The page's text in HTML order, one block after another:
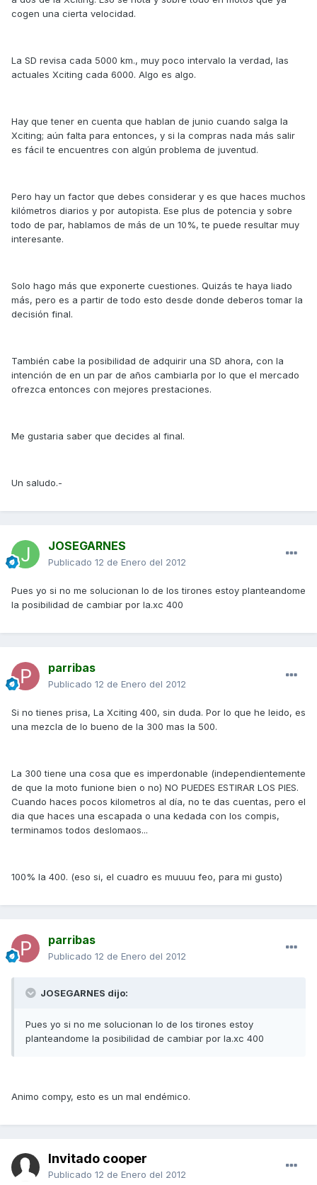
cogen una cierta velocidad.
La SD revisa cada 5000 km., muy poco intervalo la verdad, las
actuales Xciting cada 6000. Algo es algo.
Hay que tener en cuenta que hablan de junio cuando salga la
Xciting; aún falta para entonces, y si la compras nada más salir
es fácil te encuentres con algún problema de juventud.
Pero hay un factor que debes considerar y es que haces muchos
kilómetros diarios y por autopista. Ese plus de potencia y sobre
todo de par, hablamos de más de un 10%, te puede resultar muy
interesante.
Solo hago más que exponerte cuestiones. Quizás te haya liado
más, pero es a partir de todo esto desde donde deberos tomar la
decisión final.
También cabe la posibilidad de adquirir una SD ahora, con la
intención de en un par de años cambiarla por lo que el mercado
ofrezca entonces con mejores prestaciones.
Me gustaria saber que decides al final.
Un saludo.-
JOSEGARNES
Publicado 12 de Enero del 2012
Pues yo si no me solucionan lo de los tirones estoy planteandome
la posibilidad de cambiar por la.xc 400
parribas
Publicado 12 de Enero del 2012
Si no tienes prisa, La Xciting 400, sin duda. Por lo que he leido, es
una mezcla de lo bueno de la 300 mas la 500.
La 300 tiene una cosa que es imperdonable (independientemente
de que la moto funione bien o no) NO PUEDES ESTIRAR LOS PIES.
Cuando haces pocos kilometros al día, no te das cuentas, pero el
dia que haces una escapada o una kedada con los compis,
terminamos todos deslomaos...
100% la 400. (eso si, el cuadro es muuuu feo, para mi gusto)
parribas
Publicado 12 de Enero del 2012
JOSEGARNES dijo:
Pues yo si no me solucionan lo de los tirones estoy
planteandome la posibilidad de cambiar por la.xc 400
Animo compy, esto es un mal endémico.
Invitado cooper
Publicado 12 de Enero del 2012